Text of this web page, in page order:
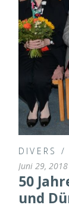
DIVERS /
Juni 29, 2018
50
und